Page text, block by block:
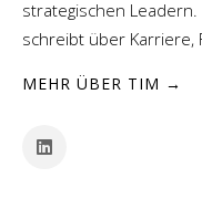
strategischen
schreibt über Karriere,
MEHR ÜBER TIM →